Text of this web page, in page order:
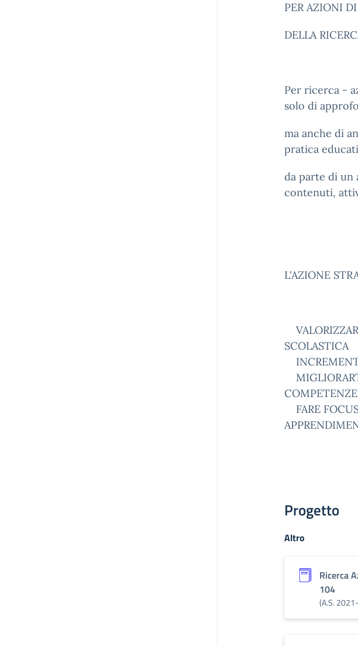
PER AZIONI
DELLA
Per ricerca -
solo di
ma anche di
pratica
da parte di un
contenuti,
L'AZIONE
SCOLASTICA
FARE
Progetto
Altro
Ricerca
104
(A.S.